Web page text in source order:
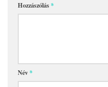
Hozzászólás*
Név*